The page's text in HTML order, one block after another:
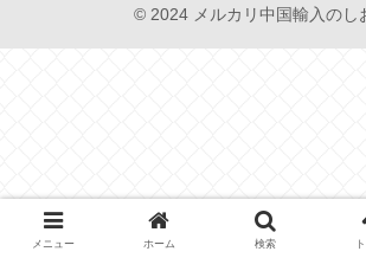
© 2024 メルカリ中国輸入のし
メニュー ホーム 検索